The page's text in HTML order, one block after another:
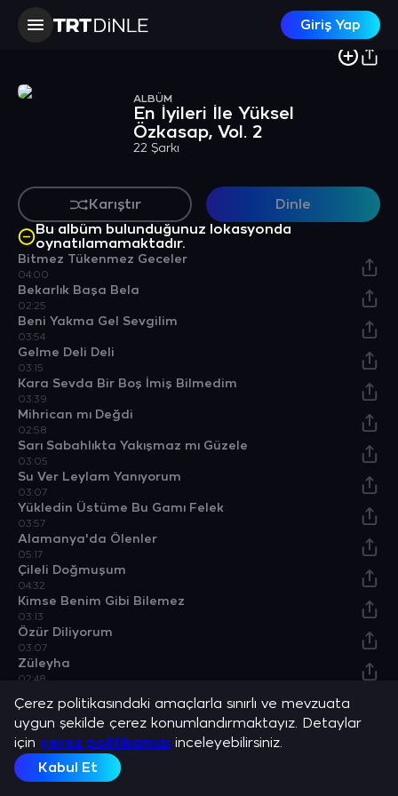
Giriş Yap
ALBÜM
En İyileri İle Yüksel
Özkasap, Vol. 2
22 Şarkı
Karıştır
Dinle
Bu albüm bulunduğunuz lokasyonda
oynatılamamaktadır.
Bitmez Tükenmez Geceler
04:00
Bekarlık Başa Bela
02:25
Beni Yakma Gel Sevgilim
03:54
Gelme Deli Deli
03:15
Kara Sevda Bir Boş İmiş Bilmedim
03:39
Mihrican mı Değdi
02:58
Sarı Sabahlıkta Yakışmaz mı Güzele
03:05
Su Ver Leylam Yanıyorum
03:07
Yükledin Üstüme Bu Gamı Felek
03:57
Alamanya'da Ölenler
05:17
Çileli Doğmuşum
04:32
Kimse Benim Gibi Bilemez
03:13
Özür Diliyorum
03:07
Züleyha
02:48
Türkiyem
04:47
Vermediler
05:25
Perişan Bir Divaneyim
03:51
Çerez politikasındaki amaçlarla sınırlı ve mevzuata
uygun şekilde çerez konumlandırmaktayız. Detaylar
için çerez politikamızı inceleyebilirsiniz.
Kabul Et